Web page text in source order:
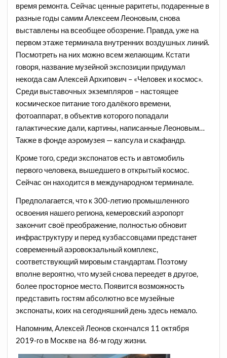
время ремонта. Сейчас ценные раритеты, подаренные в
разные годы самим Алексеем Леоновым, снова
выставлены на всеобщее обозрение. Правда, уже на
первом этаже терминала внутренних воздушных линий.
Посмотреть на них можно всем желающим. Кстати
говоря, название музейной экспозиции придумал
некогда сам Алексей Архипович – «Человек и космос».
Среди выставочных экземпляров – настоящее
космическое питание того далёкого времени,
фотоаппарат, в объектив которого попадали
галактические дали, картины, написанные Леоновым…
Также в фонде аэромузея — капсула и скафандр.
Кроме того, среди экспонатов есть и автомобиль
первого человека, вышедшего в открытый космос.
Сейчас он находится в международном терминале.
Предполагается, что к 300-летию промышленного
освоения нашего региона, кемеровский аэропорт
закончит своё преображение, полностью обновит
инфраструктуру и перед кузбассовцами предстанет
современный аэровокзальный комплекс,
соответствующий мировым стандартам. Поэтому
вполне вероятно, что музей снова переедет в другое,
более просторное место. Появится возможность
представить гостям абсолютно все музейные
экспонаты, коих на сегодняшний день здесь немало.
Напомним, Алексей Леонов скончался 11 октября
2019-го в Москве на 86-м году жизни.